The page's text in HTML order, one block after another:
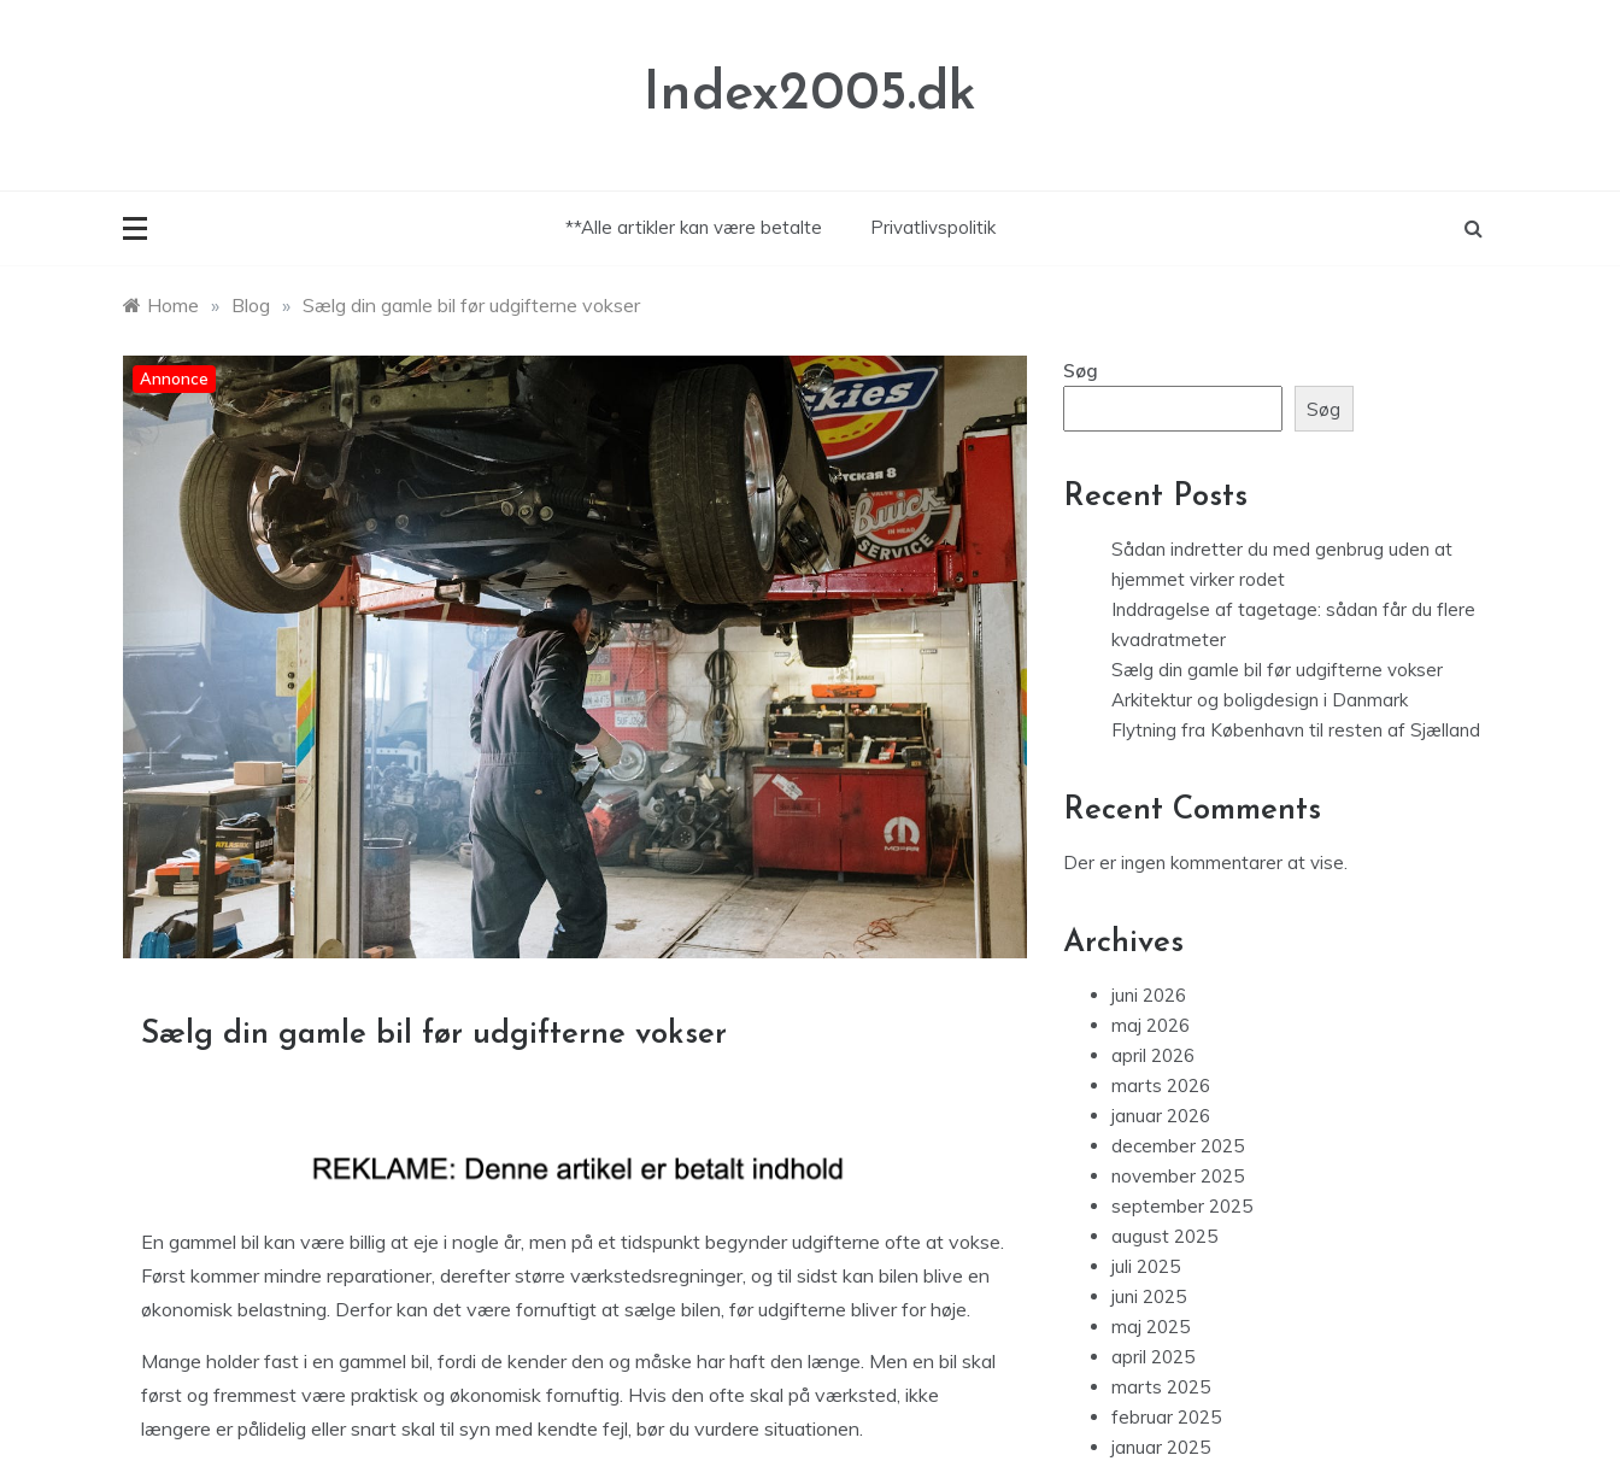
Index2005.dk
**Alle artikler kan være betalte Privatlivspolitik
Home » Blog » Sælg din gamle bil før udgifterne vokser
Annonce
Sælg din gamle bil før udgifterne vokser
En gammel bil kan være billig at eje i nogle år, men på et tidspunkt begynder udgifterne ofte at vokse.
Først kommer mindre reparationer, derefter større værkstedsregninger, og til sidst kan bilen blive en
økonomisk belastning. Derfor kan det være fornuftigt at sælge bilen, før udgifterne bliver for høje.
Mange holder fast i en gammel bil, fordi de kender den og måske har haft den længe. Men en bil skal
først og fremmest være praktisk og økonomisk fornuftig. Hvis den ofte skal på værksted, ikke
længere er pålidelig eller snart skal til syn med kendte fejl, bør du vurdere situationen.
Søg
Søg
Recent Posts
Sådan indretter du med genbrug uden at
hjemmet virker rodet
Inddragelse af tagetage: sådan får du flere
kvadratmeter
Sælg din gamle bil før udgifterne vokser
Arkitektur og boligdesign i Danmark
Flytning fra København til resten af Sjælland
Recent Comments
Der er ingen kommentarer at vise.
Archives
juni 2026
maj 2026
april 2026
marts 2026
januar 2026
december 2025
november 2025
september 2025
august 2025
juli 2025
juni 2025
maj 2025
april 2025
marts 2025
februar 2025
januar 2025